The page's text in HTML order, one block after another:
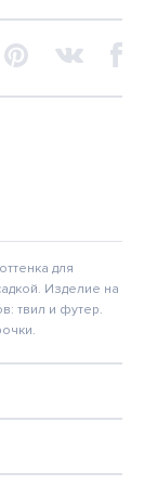
для
Изделие на
твил и футер.